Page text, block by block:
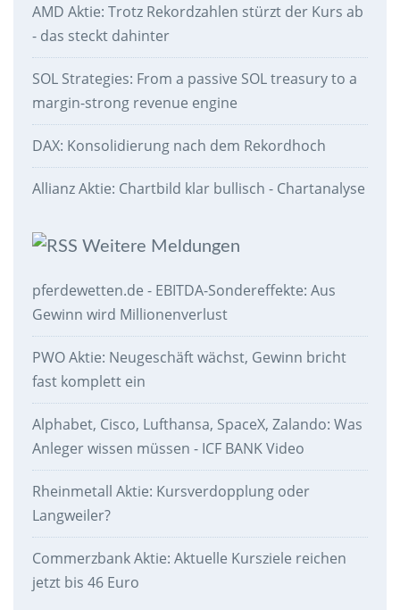
AMD Aktie: Trotz Rekordzahlen stürzt der Kurs ab
- das steckt dahinter
SOL Strategies: From a passive SOL treasury to a
margin-strong revenue engine
DAX: Konsolidierung nach dem Rekordhoch
Allianz Aktie: Chartbild klar bullisch - Chartanalyse
Weitere Meldungen
pferdewetten.de - EBITDA-Sondereffekte: Aus
Gewinn wird Millionenverlust
PWO Aktie: Neugeschäft wächst, Gewinn bricht
fast komplett ein
Alphabet, Cisco, Lufthansa, SpaceX, Zalando: Was
Anleger wissen müssen - ICF BANK Video
Rheinmetall Aktie: Kursverdopplung oder
Langweiler?
Commerzbank Aktie: Aktuelle Kursziele reichen
jetzt bis 46 Euro